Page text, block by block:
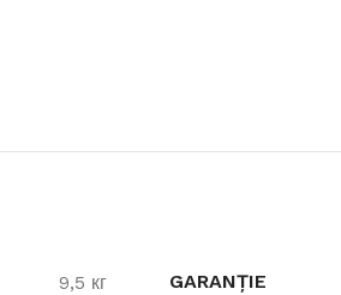
9,5 кг GARANȚIE